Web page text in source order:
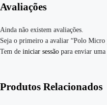
Avaliações
Ainda não existem avaliações.
Seja o primeiro a avaliar “Polo
Tem de iniciar sessão para enviar uma
Produtos Relacionados